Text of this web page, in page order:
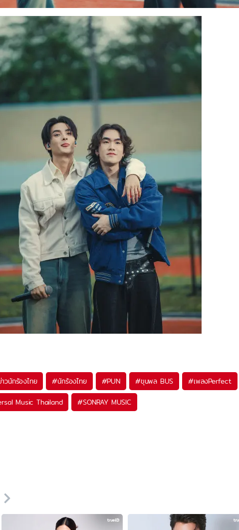
วนักร้องไทย #นักร้องไทย #PUN #ขุนพล BUS #เพลงPerfect
Music Thailand #SONRAY MUSIC